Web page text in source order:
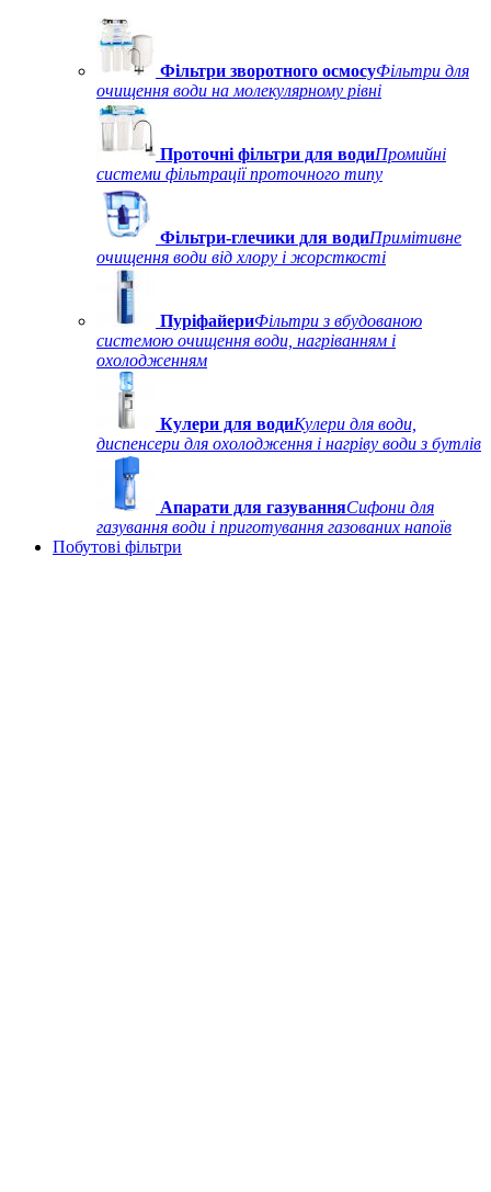
Фільтри зворотного осмосуФільтри для
очищення води на молекулярному рівні
Проточні фільтри для водиПромийні
системи фільтрації проточного типу
Фільтри-глечики для водиПримітивне
очищення води від хлору і жорсткості
ПуріфайериФільтри з вбудованою
системою очищення води, нагріванням і
охолодженням
Кулери для водиКулери для води,
диспенсери для охолодження і нагріву води з бутлів
Апарати для газуванняСифони для
газування води і приготування газованих напоїв
Побутові фільтри